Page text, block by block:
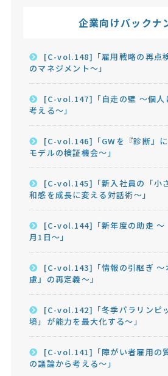
企業向けバックナ
[C-vol.148]「雇用戦略の再点
のマネジメント～」
[C-vol.147]「自走の壁 ～個人
考える～」
[C-vol.146]「GWを『診断』
モデルの検証機会～」
[C-vol.145]「新入社員の「小
和感を成長に変える対話術～」
[C-vol.144]「新年度の助走 ～
月1日～」
[C-vol.143]「情報の引継ぎ ～
慮』の再定義～」
[C-vol.142]「冬季パラリンピ
境」が能力を最大化する～」
[C-vol.141]「障がい者雇用の
の議論から考える～」